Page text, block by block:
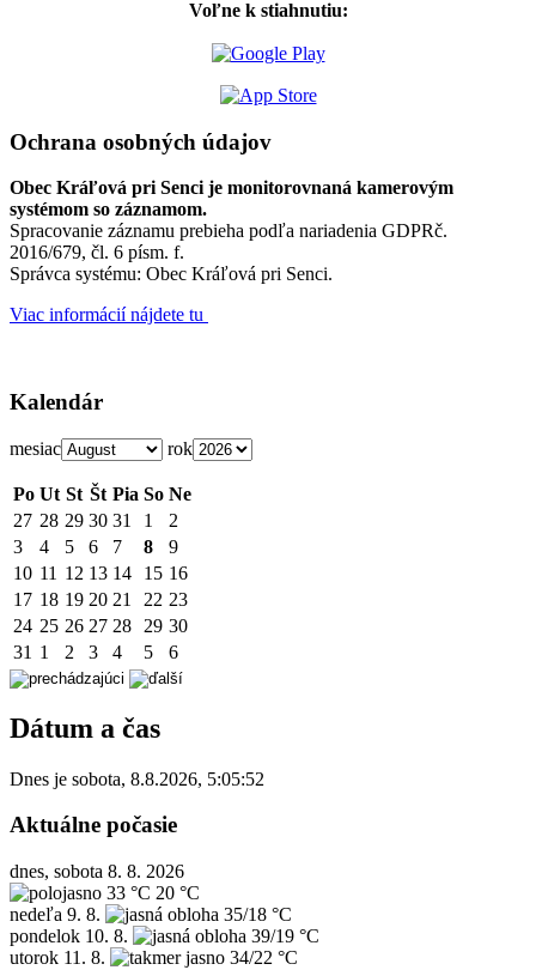
Voľne k stiahnutiu:
Ochrana osobných údajov
Obec Kráľová pri Senci je monitorovnaná kamerovým
systémom so záznamom.
Spracovanie záznamu prebieha podľa nariadenia GDPRč.
2016/679, čl. 6 písm. f.
Správca systému: Obec Kráľová pri Senci.
Viac informácií nájdete tu
Kalendár
mesiac rok
Po Ut St Št Pia So Ne
27 28 29 30 31 1
2
3
4 5 6 7 8
9
10 11 12 13 14 15 16
17 18 19 20 21 22 23
24 25 26 27 28 29 30
31 1 2 3 4 5 6
Dátum a čas
Dnes je sobota, 8.8.2026, 5:05:52
Aktuálne počasie
dnes, sobota 8. 8. 2026
33 °C 20 °C
nedeľa 9. 8.
35/18 °C
pondelok 10. 8.
39/19 °C
utorok 11. 8. 34/22 °C